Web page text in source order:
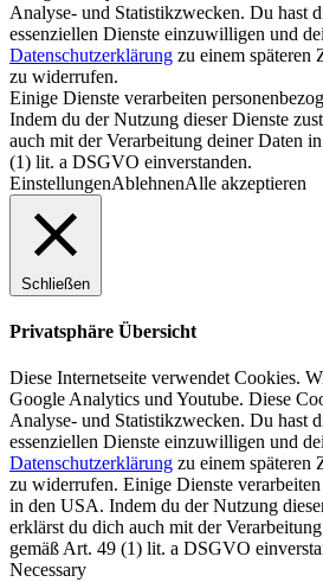
Analyse- und Statistikzwecken. Du hast
essenziellen Dienste einzuwilligen und
Datenschutzerklärung zu einem späteren
zu widerrufen.
Einige Dienste verarbeiten
Indem du der Nutzung dieser Dienste
auch mit der Verarbeitung deiner Daten
(1) lit. a DSGVO einverstanden.
EinstellungenAblehnenAlle akzeptieren
Schließen
Privatsphäre Übersicht
Diese Internetseite verwendet Cookies.
Google Analytics und Youtube. Diese
Analyse- und Statistikzwecken. Du hast
essenziellen Dienste einzuwilligen und
Datenschutzerklärung zu einem späteren
zu widerrufen. Einige Dienste verarbeiten
in den USA. Indem du der Nutzung
erklärst du dich auch mit der
gemäß Art. 49 (1) lit. a DSGVO
Necessary